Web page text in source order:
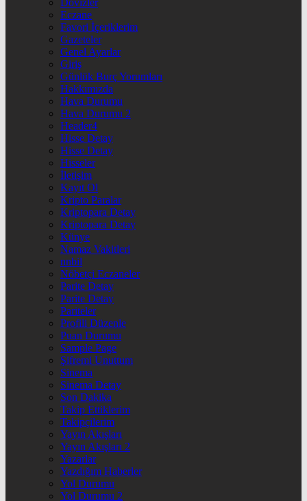
Dövizler
Eczane
Favori İçeriklerim
Gazeteler
Genel Ayarlar
Giriş
Günlük Burç Yorumları
Hakkımızda
Hava Durumu
Hava Durumu 2
Header4
Hisse Detay
Hisse Detay
Hisseler
İletişim
Kayıt Ol
Kripto Paralar
Kriptopara Detay
Kriptopara Detay
Künye
Namaz Vakitleri
nnbil
Nöbetçi Eczaneler
Parite Detay
Parite Detay
Pariteler
Profili Düzenle
Puan Durumu
Sample Page
Şifremi Unuttum
Sinema
Sinema Detay
Son Dakika
Takip Ettiklerim
Takipçilerim
Yayın Akışları
Yayın Akışları 2
Yazarlar
Yazdığım Haberler
Yol Durumu
Yol Durumu 2